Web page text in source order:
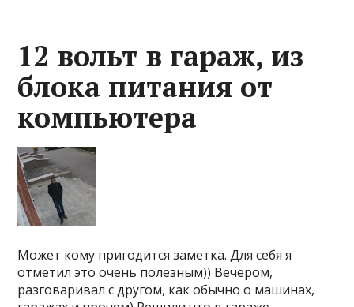
12 вольт в гараж, из
блока питания от
компьютера
Может кому пригодится заметка. Для себя я
отметил это очень полезным)) Вечером,
разговаривал с другом, как обычно о машинах,